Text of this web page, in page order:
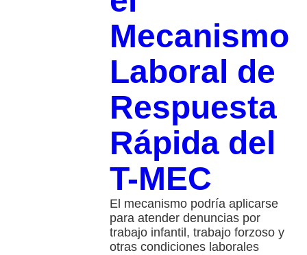
Mecanismo
Laboral de
Respuesta
Rápida del
T-MEC
El mecanismo podría aplicarse
para atender denuncias por
trabajo infantil, trabajo forzoso y
otras condiciones laborales